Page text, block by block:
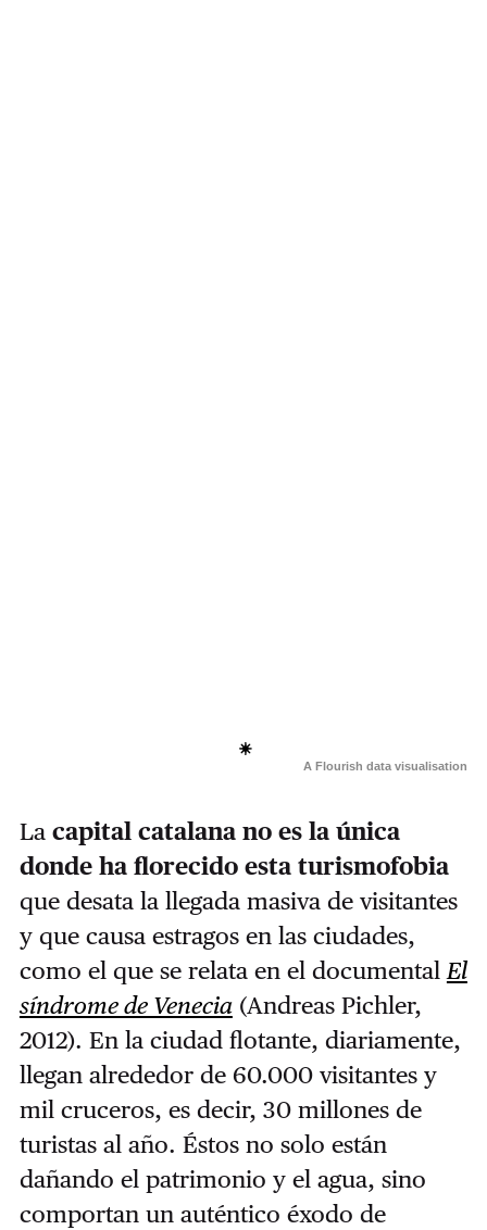
A Flourish data visualisation
Lacapital catalana no es la única
donde ha florecido esta turismofobia
que desata la llegada masiva de visitantes
y que causa estragos en las ciudades,
como el que se relata en el documental El
síndrome de Venecia(Andreas Pichler,
2012). En la ciudad flotante, diariamente,
llegan alrededor de 60.000 visitantes y
mil cruceros, es decir, 30 millones de
turistas al año. Éstos no solo están
dañando el patrimonio y el agua, sino
comportan un auténtico éxodo de